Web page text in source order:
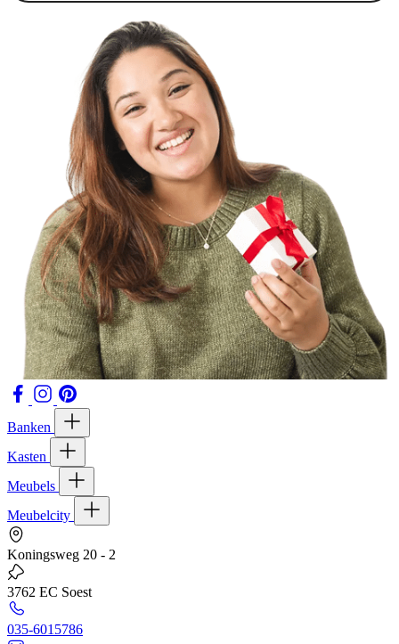
Banken
Kasten
Meubels
Meubelcity
Koningsweg 20 - 2
3762 EC Soest
035-6015786